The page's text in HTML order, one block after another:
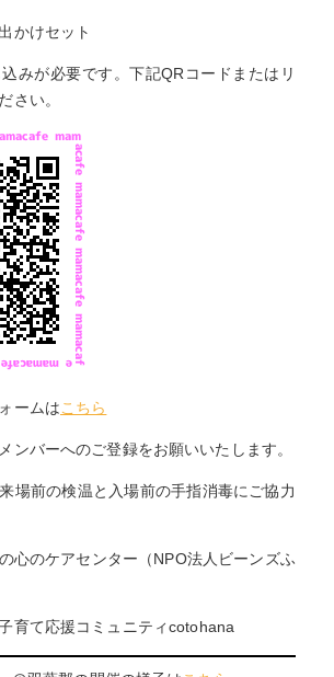
かけセット
みが必要です。下記QRコードまたはリ
さい。
ームはこちら
ンバーへのご登録をお願いいたします。
場前の検温と入場前の手指消毒にご協力
心のケアセンター（NPO法人ビーンズふ
育て応援コミュニティcotohana